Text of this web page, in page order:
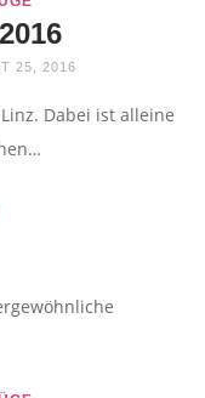
25, 2016
Dabei ist alleine